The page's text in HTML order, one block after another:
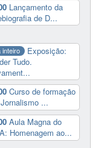
Lançamento da
de D...
inteiro
Exposição:
Tudo.
Curso de formação
...
Aula Magna do
Homenagem ao...